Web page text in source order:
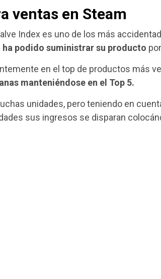
ventas en Steam
Index es uno de los más
ha podido suministrar su producto
en el top de productos más
manteniéndose en el Top 5.
unidades, pero teniendo en
sus ingresos se disparan